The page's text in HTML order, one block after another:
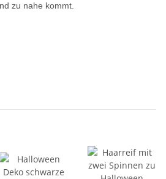
zu nahe kommt.